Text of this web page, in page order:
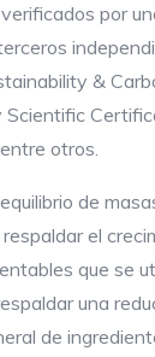
por
&
Scientific
otros.
de
el
que se
una
de